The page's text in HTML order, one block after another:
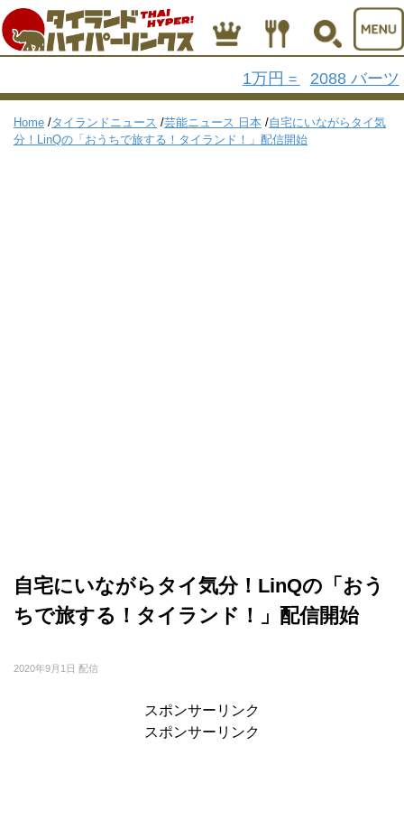
1万円 = 2088 バーツ
Home /タイランドニュース /芸能ニュース 日本 /自宅にいながらタイ気
分！LinQの「おうちで旅する！タイランド！」配信開始
自宅にいながらタイ気分！LinQの「おう
ちで旅する！タイランド！」配信開始
2020年9月1日 配信
スポンサーリンク
スポンサーリンク